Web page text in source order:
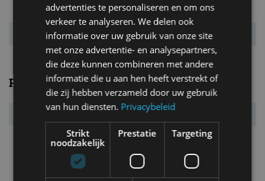
CO₂-emissie 113 g/km
Energielabel B
Prestaties
10,7 s
Topsnelheid 192 km/u
advertenties te personaliseren en om ons
verkeer te analyseren. We delen ook
informatie over uw gebruik van onze site
met onze advertentie- en analysepartners,
die deze kunnen combineren met andere
informatie die u aan hen heeft verstrekt of
die zij hebben verzameld door uw gebruik
van hun diensten. Privacybeleid
Strikt
noodzakelijk
Prestatie Targeting